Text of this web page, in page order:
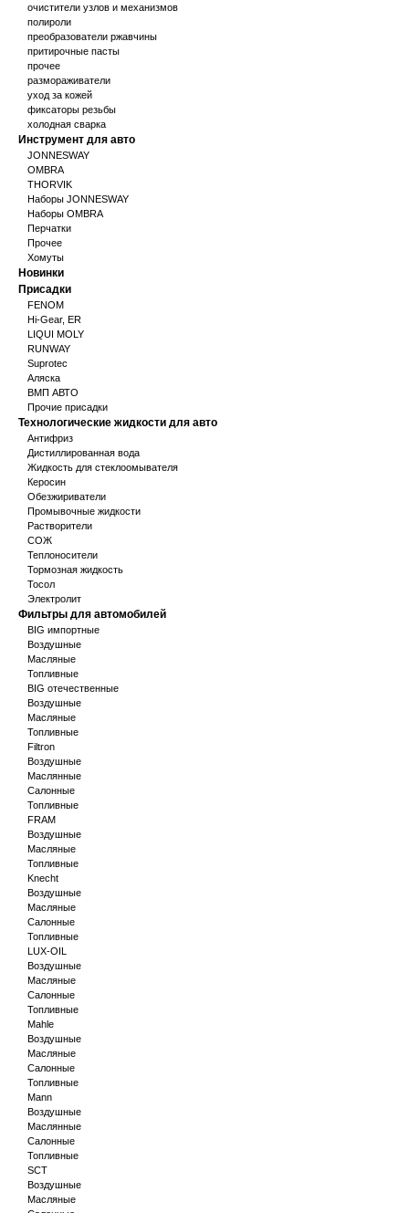
очистители узлов и механизмов
полироли
преобразователи ржавчины
притирочные пасты
прочее
размораживатели
уход за кожей
фиксаторы резьбы
холодная сварка
Инструмент для авто
JONNESWAY
OMBRA
THORVIK
Наборы JONNESWAY
Наборы OMBRA
Перчатки
Прочее
Хомуты
Новинки
Присадки
FENOM
Hi-Gear, ER
LIQUI MOLY
RUNWAY
Suprotec
Аляска
ВМП АВТО
Прочие присадки
Технологические жидкости для авто
Антифриз
Дистиллированная вода
Жидкость для стеклоомывателя
Керосин
Обезжириватели
Промывочные жидкости
Растворители
СОЖ
Теплоносители
Тормозная жидкость
Тосол
Электролит
Фильтры для автомобилей
BIG импортные
Воздушные
Масляные
Топливные
BIG отечественные
Воздушные
Масляные
Топливные
Filtron
Воздушные
Маслянные
Салонные
Топливные
FRAM
Воздушные
Масляные
Топливные
Knecht
Воздушные
Масляные
Салонные
Топливные
LUX-OIL
Воздушные
Масляные
Салонные
Топливные
Mahle
Воздушные
Масляные
Салонные
Топливные
Mann
Воздушные
Маслянные
Салонные
Топливные
SCT
Воздушные
Масляные